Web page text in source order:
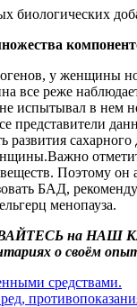
биологических
у женщины
все реже
испытывал в нем
представители
Поэтому
БАД,
менопауза.
на НАШ
о своём
средствами.